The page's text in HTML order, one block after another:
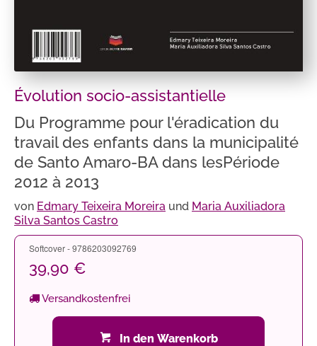
Évolution socio-assistantielle
Du Programme pour l'éradication du
travail des enfants dans la municipalité
de Santo Amaro-BA dans lesPériode
2012 à 2013
von Edmary Teixeira Moreira und Maria Auxiliadora
Silva Santos Castro
Softcover - 9786203092769
39,90 €
Versandkostenfrei
In den Warenkorb